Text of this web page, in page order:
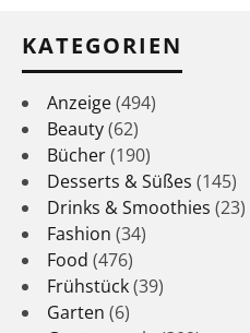
KATEGORIEN
Anzeige(494)
Beauty(62)
Bücher(190)
Desserts & Süßes (145)
Drinks & Smoothies (23)
Fashion (34)
Food (476)
Frühstück(39)
Garten (6)